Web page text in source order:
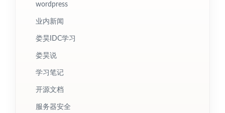
wordpress
业内新闻
娄昊IDC学习
娄昊说
学习笔记
开源文档
服务器安全